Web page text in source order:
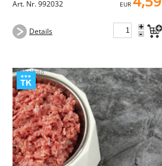
Art. Nr. 992032
EUR
Details +
-